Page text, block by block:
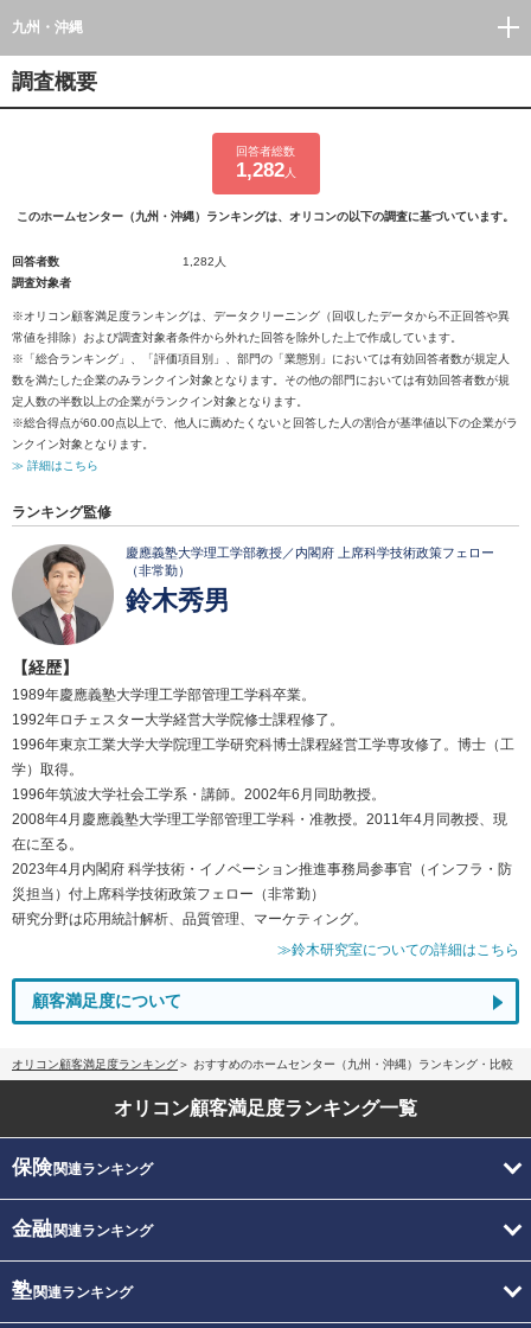
九州・沖縄
調査概要
回答者総数
1,282人
このホームセンター（九州・沖縄）ランキングは、オリコンの以下の調査に基づいています。
回答者数
1,282人
調査対象者
※オリコン顧客満足度ランキングは、データクリーニング（回収したデータから不正回答や異
常値を排除）および調査対象者条件から外れた回答を除外した上で作成しています。
※「総合ランキング」、「評価項目別」、部門の「業態別」においては有効回答者数が規定人
数を満たした企業のみランクイン対象となります。その他の部門においては有効回答者数が規
定人数の半数以上の企業がランクイン対象となります。
※総合得点が60.00点以上で、他人に薦めたくないと回答した人の割合が基準値以下の企業がラ
ンクイン対象となります。
≫ 詳細はこちら
ランキング監修
慶應義塾大学理工学部教授／内閣府 上席科学技術政策フェロー
（非常勤）
鈴木秀男
【経歴】
1989年慶應義塾大学理工学部管理工学科卒業。
1992年ロチェスター大学経営大学院修士課程修了。
1996年東京工業大学大学院理工学研究科博士課程経営工学専攻修了。博士（工
学）取得。
1996年筑波大学社会工学系・講師。2002年6月同助教授。
2008年4月慶應義塾大学理工学部管理工学科・准教授。2011年4月同教授、現
在に至る。
2023年4月内閣府 科学技術・イノベーション推進事務局参事官（インフラ・防
災担当）付上席科学技術政策フェロー（非常勤）
研究分野は応用統計解析、品質管理、マーケティング。
≫鈴木研究室についての詳細はこちら
顧客満足度について
オリコン顧客満足度ランキング おすすめのホームセンター（九州・沖縄）ランキング・比較
オリコン顧客満足度ランキング一覧
保険関連ランキング
金融関連ランキング
塾関連ランキング